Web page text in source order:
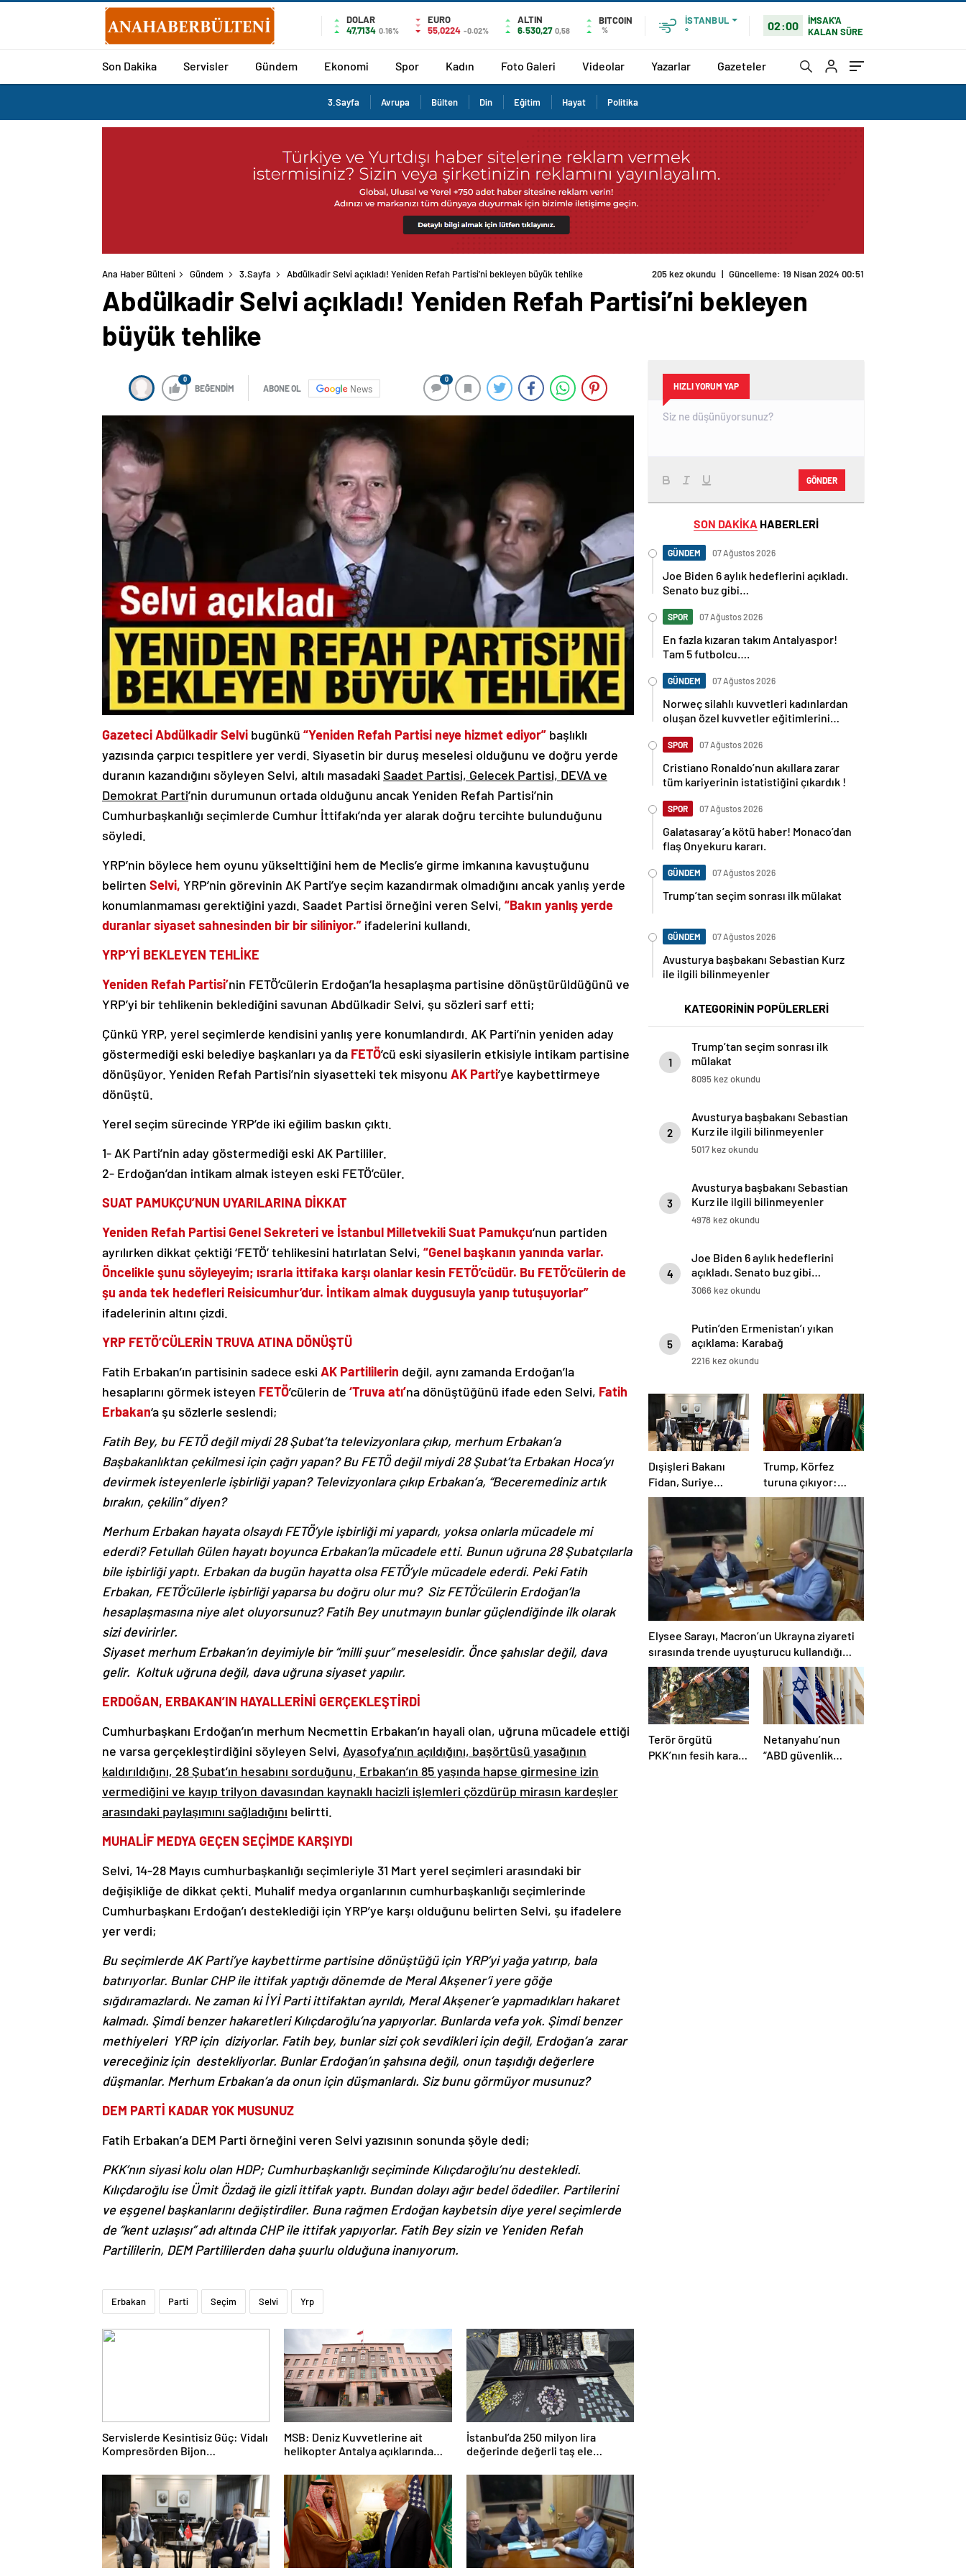
DOLAR
47,7134 0.16%
EURO
55,0224 -0.02%
ALTIN
6.530,27 0,58
BITCOIN
%
İSTANBUL
°
02:00
İMSAK'A
KALAN SÜRE
Son Dakika Servisler Gündem Ekonomi Spor Kadın Foto Galeri Videolar Yazarlar Gazeteler
3.Sayfa Avrupa Bülten Din Eğitim Hayat Politika
Ana Haber Bülteni Gündem 3.Sayfa Abdülkadir Selvi açıkladı! Yeniden Refah Partisi’ni bekleyen büyük tehlike 205 kez okundu | Güncelleme: 19 Nisan 2024 00:51
Abdülkadir Selvi açıkladı! Yeniden Refah Partisi’ni bekleyen
büyük tehlike
0
BEĞENDİM ABONE OL News
0
Gazeteci Abdülkadir Selvi bugünkü “Yeniden Refah Partisi neye hizmet ediyor” başlıklı
yazısında çarpıcı tespitlere yer verdi. Siyasetin bir duruş meselesi olduğunu ve doğru yerde
duranın kazandığını söyleyen Selvi, altılı masadaki Saadet Partisi, Gelecek Partisi, DEVA ve
Demokrat Parti’nin durumunun ortada olduğunu ancak Yeniden Refah Partisi’nin
Cumhurbaşkanlığı seçimlerde Cumhur İttifakı’nda yer alarak doğru tercihte bulunduğunu
söyledi.
YRP’nin böylece hem oyunu yükselttiğini hem de Meclis’e girme imkanına kavuştuğunu
belirten Selvi, YRP’nin görevinin AK Parti’ye seçim kazandırmak olmadığını ancak yanlış yerde
konumlanmaması gerektiğini yazdı. Saadet Partisi örneğini veren Selvi, “Bakın yanlış yerde
duranlar siyaset sahnesinden bir bir siliniyor.” ifadelerini kullandı.
YRP’Yİ BEKLEYEN TEHLİKE
Yeniden Refah Partisi’nin FETÖ’cülerin Erdoğan’la hesaplaşma partisine dönüştürüldüğünü ve
YRP’yi bir tehlikenin beklediğini savunan Abdülkadir Selvi, şu sözleri sarf etti;
Çünkü YRP, yerel seçimlerde kendisini yanlış yere konumlandırdı. AK Parti’nin yeniden aday
göstermediği eski belediye başkanları ya da FETÖ’cü eski siyasilerin etkisiyle intikam partisine
dönüşüyor. Yeniden Refah Partisi’nin siyasetteki tek misyonu AK Parti’ye kaybettirmeye
dönüştü.
Yerel seçim sürecinde YRP’de iki eğilim baskın çıktı.
1- AK Parti’nin aday göstermediği eski AK Partililer.
2- Erdoğan’dan intikam almak isteyen eski FETÖ’cüler.
SUAT PAMUKÇU’NUN UYARILARINA DİKKAT
Yeniden Refah Partisi Genel Sekreteri ve İstanbul Milletvekili Suat Pamukçu‘nun partiden
ayrılırken dikkat çektiği ‘FETÖ’ tehlikesini hatırlatan Selvi, “Genel başkanın yanında varlar.
Öncelikle şunu söyleyeyim; ısrarla ittifaka karşı olanlar kesin FETÖ’cüdür. Bu FETÖ’cülerin de
şu anda tek hedefleri Reisicumhur’dur. İntikam almak duygusuyla yanıp tutuşuyorlar”
ifadelerinin altını çizdi.
YRP FETÖ’CÜLERİN TRUVA ATINA DÖNÜŞTÜ
Fatih Erbakan’ın partisinin sadece eski AK Partililerin değil, aynı zamanda Erdoğan’la
hesaplarını görmek isteyen FETÖ’cülerin de ‘Truva atı’na dönüştüğünü ifade eden Selvi, Fatih
Erbakan‘a şu sözlerle seslendi;
Fatih Bey, bu FETÖ değil miydi 28 Şubat’ta televizyonlara çıkıp, merhum Erbakan’a
Başbakanlıktan çekilmesi için çağrı yapan? Bu FETÖ değil miydi 28 Şubat’ta Erbakan Hoca’yı
devirmek isteyenlerle işbirliği yapan? Televizyonlara çıkıp Erbakan’a, “Beceremediniz artık
bırakın, çekilin” diyen?
Merhum Erbakan hayata olsaydı FETÖ’yle işbirliği mi yapardı, yoksa onlarla mücadele mi
ederdi? Fetullah Gülen hayatı boyunca Erbakan’la mücadele etti. Bunun uğruna 28 Şubatçılarla
bile işbirliği yaptı. Erbakan da bugün hayatta olsa FETÖ’yle mücadele ederdi. Peki Fatih
Erbakan, FETÖ’cülerle işbirliği yaparsa bu doğru olur mu? Siz FETÖ’cülerin Erdoğan’la
hesaplaşmasına niye alet oluyorsunuz? Fatih Bey unutmayın bunlar güçlendiğinde ilk olarak
sizi devirirler.
Siyaset merhum Erbakan’ın deyimiyle bir “milli şuur” meselesidir. Önce şahıslar değil, dava
gelir. Koltuk uğruna değil, dava uğruna siyaset yapılır.
ERDOĞAN, ERBAKAN’IN HAYALLERİNİ GERÇEKLEŞTİRDİ
Cumhurbaşkanı Erdoğan’ın merhum Necmettin Erbakan’ın hayali olan, uğruna mücadele ettiği
ne varsa gerçekleştirdiğini söyleyen Selvi, Ayasofya’nın açıldığını, başörtüsü yasağının
kaldırıldığını, 28 Şubat’ın hesabını sorduğunu, Erbakan’ın 85 yaşında hapse girmesine izin
vermediğini ve kayıp trilyon davasından kaynaklı hacizli işlemleri çözdürüp mirasın kardeşler
arasındaki paylaşımını sağladığını belirtti.
MUHALİF MEDYA GEÇEN SEÇİMDE KARŞIYDI
Selvi, 14-28 Mayıs cumhurbaşkanlığı seçimleriyle 31 Mart yerel seçimleri arasındaki bir
değişikliğe de dikkat çekti. Muhalif medya organlarının cumhurbaşkanlığı seçimlerinde
Cumhurbaşkanı Erdoğan’ı desteklediği için YRP’ye karşı olduğunu belirten Selvi, şu ifadelere
yer verdi;
Bu seçimlerde AK Parti’ye kaybettirme partisine dönüştüğü için YRP’yi yağa yatırıp, bala
batırıyorlar. Bunlar CHP ile ittifak yaptığı dönemde de Meral Akşener’i yere göğe
sığdıramazlardı. Ne zaman ki İYİ Parti ittifaktan ayrıldı, Meral Akşener’e yapmadıkları hakaret
kalmadı. Şimdi benzer hakaretleri Kılıçdaroğlu’na yapıyorlar. Bunlarda vefa yok. Şimdi benzer
methiyeleri YRP için diziyorlar. Fatih bey, bunlar sizi çok sevdikleri için değil, Erdoğan’a zarar
vereceğiniz için destekliyorlar. Bunlar Erdoğan’ın şahsına değil, onun taşıdığı değerlere
düşmanlar. Merhum Erbakan’a da onun için düşmanlardı. Siz bunu görmüyor musunuz?
DEM PARTİ KADAR YOK MUSUNUZ
Fatih Erbakan’a DEM Parti örneğini veren Selvi yazısının sonunda şöyle dedi;
PKK’nın siyasi kolu olan HDP; Cumhurbaşkanlığı seçiminde Kılıçdaroğlu’nu destekledi.
Kılıçdaroğlu ise Ümit Özdağ ile gizli ittifak yaptı. Bundan dolayı ağır bedel ödediler. Partilerini
ve eşgenel başkanlarını değiştirdiler. Buna rağmen Erdoğan kaybetsin diye yerel seçimlerde
de “kent uzlaşısı” adı altında CHP ile ittifak yapıyorlar. Fatih Bey sizin ve Yeniden Refah
Partililerin, DEM Partililerden daha şuurlu olduğuna inanıyorum.
Erbakan Parti Seçim Selvi Yrp
Servislerde Kesintisiz Güç: Vidalı
Kompresörden Bijon
MSB: Deniz Kuvvetlerine ait
helikopter Antalya açıklarında
İstanbul’da 250 milyon lira
değerinde değerli taş ele
HIZLI YORUM YAP
GÖNDER
SON DAKİKA HABERLERİ
GÜNDEM 07 Ağustos 2026
Joe Biden 6 aylık hedeflerini açıkladı.
Senato buz gibi…
SPOR 07 Ağustos 2026
En fazla kızaran takım Antalyaspor!
Tam 5 futbolcu….
GÜNDEM 07 Ağustos 2026
Norweç silahlı kuvvetleri kadınlardan
oluşan özel kuvvetler eğitimlerini
SPOR 07 Ağustos 2026
Cristiano Ronaldo’nun akıllara zarar
tüm kariyerinin istatistiğini çıkardık !
SPOR 07 Ağustos 2026
Galatasaray’a kötü haber! Monaco’dan
flaş Onyekuru kararı.
GÜNDEM 07 Ağustos 2026
Trump’tan seçim sonrası ilk mülakat
GÜNDEM 07 Ağustos 2026
Avusturya başbakanı Sebastian Kurz
ile ilgili bilinmeyenler
KATEGORİNİN POPÜLERLERİ
1
Trump’tan seçim sonrası ilk
mülakat
8095 kez okundu
2
Avusturya başbakanı Sebastian
Kurz ile ilgili bilinmeyenler
5017 kez okundu
3
Avusturya başbakanı Sebastian
Kurz ile ilgili bilinmeyenler
4978 kez okundu
4
Joe Biden 6 aylık hedeflerini
açıkladı. Senato buz gibi…
3066 kez okundu
5
Putin’den Ermenistan’ı yıkan
açıklama: Karabağ
Azerbaycan’ın ayrılmaz bir
2216 kez okundu
Dışişleri Bakanı
Fidan, Suriye
Dışişleri Bakanı
Esad Hasan Şeybani
ile görüştü
Trump, Körfez
turuna çıkıyor:
Beklentiler büyük
Elysee Sarayı, Macron’un Ukrayna ziyareti
sırasında trende uyuşturucu kullandığı
iddiasını yalanladı
Terör örgütü
PKK’nın fesih kararı
Netanyahu’nun
“ABD güvenlik